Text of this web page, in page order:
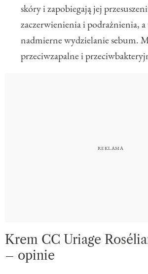
skóry i zapobiegają jej
zaczerwienienia i podrażnienia, a
nadmierne wydzielanie sebum.
przeciwzapalne i
Krem CC Uriage
– opinie